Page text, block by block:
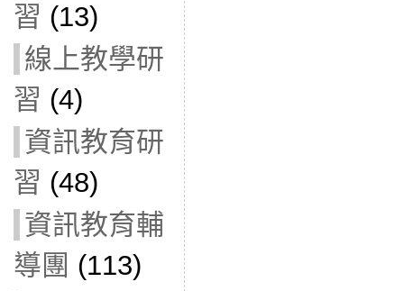
習 (13)
線上教學研
習 (4)
資訊教育研
習 (48)
資訊教育輔
導團 (113)